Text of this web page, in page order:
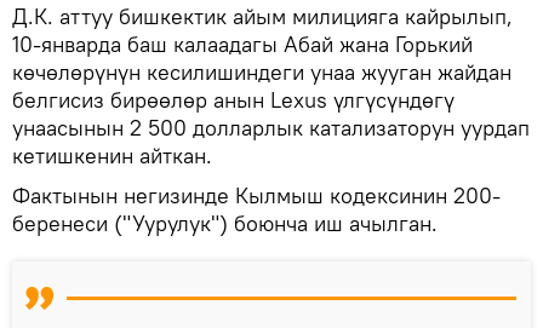
Д.К. аттуу бишкектик айым милицияга кайрылып,
10-январда баш калаадагы Абай жана Горький
көчөлөрүнүн кесилишиндеги унаа жууган жайдан
белгисиз бирөөлөр анын Lexus үлгүсүндөгү
унаасынын 2 500 долларлык катализаторун уурдап
кетишкенин айткан.
Фактынын негизинде Кылмыш кодексинин 200-
беренеси ("Уурулук") боюнча иш ачылган.